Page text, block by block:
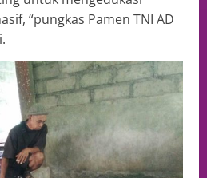
“pungkas Pamen TNI AD